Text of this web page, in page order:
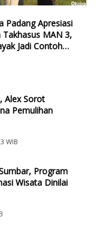
Padang Apresiasi
Takhasus MAN 3,
Jadi Contoh
Alex Sorot
Pemulihan
WIB
Program
Wisata Dinilai